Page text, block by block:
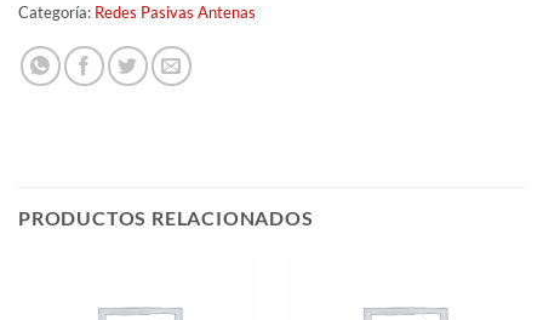
Categoría: Redes Pasivas Antenas
PRODUCTOS RELACIONADOS